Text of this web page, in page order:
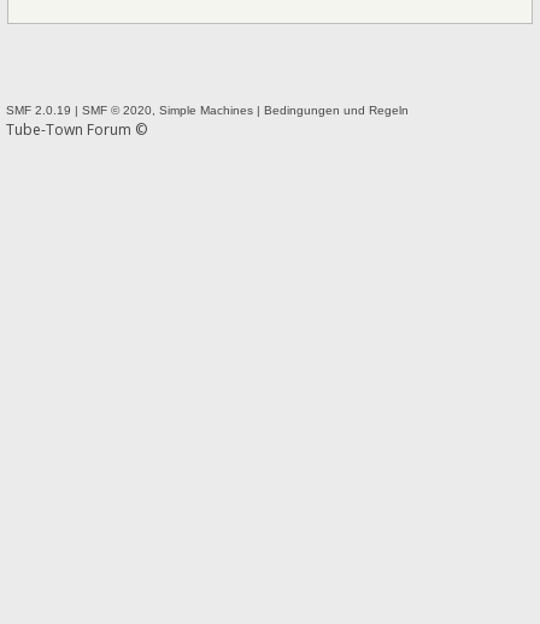
SMF 2.0.19 SMF © 2020, Simple Machines Bedingungen und Regeln
Tube-Town Forum ©